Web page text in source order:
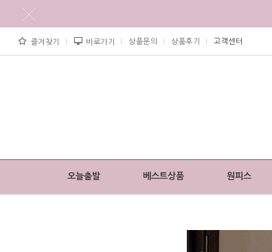
즐겨찾기 바로가기 상품문의 상품후기 고객센터
오늘출발 베스트상품 원피스